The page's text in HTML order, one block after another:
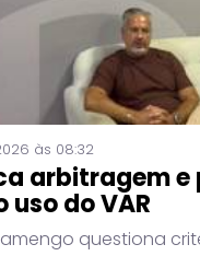
às 08:32
arbitragem e
uso do VAR
questiona